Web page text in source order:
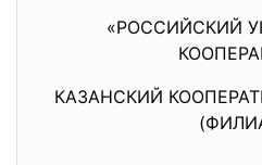
«РОССИЙСКИЙ
КАЗАНСКИЙ